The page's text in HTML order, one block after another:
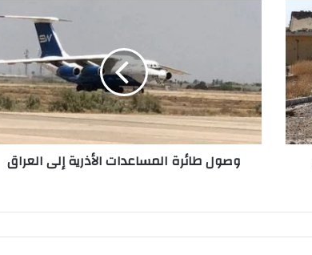
العراق
وصول طائرة المساعدات الأذرية إلى العراق